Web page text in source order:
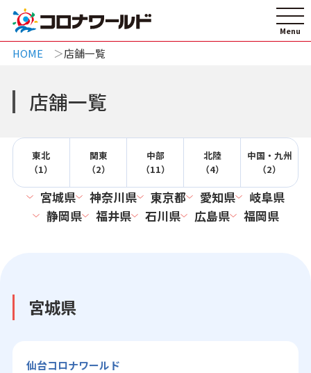
HOME 店舗一覧
店舗一覧
東北
（1）
関東
（2）
中部
（11）
北陸
（4）
中国・九州
（2）
宮城県 神奈川県 東京都 愛知県
岐阜県
静岡県
福井県 石川県 広島県 福岡県
宮城県
仙台コロナワールド